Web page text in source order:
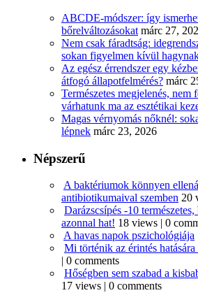
ABCDE‑módszer: így
bőrelváltozásokat márc 27,
Nem csak fáradtság:
sokan figyelmen kívül
Az egész érrendszer egy
átfogó állapotfelmérés? márc
Természetes megjelenés,
várhatunk ma az esztétikai
Magas vérnyomás nőknél:
lépnek márc 23, 2026
Népszerű
A baktériumok könnyen
antibiotikumaival szemben 20
Darázscsípés -10
azonnal hat! 18 views
0
A havas napok pszichológiája
Mi történik az érintés
0 comments
Hőségben sem szabad a
17 views
0 comments